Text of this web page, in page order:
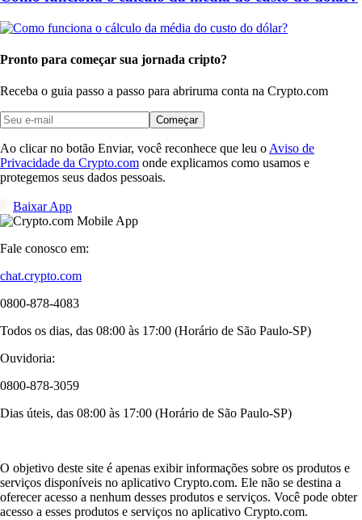
Pronto para começar sua jornada cripto?
Receba o guia passo a passo para abriruma conta na Crypto.com
Começar
Ao clicar no botão Enviar, você reconhece que leu o Aviso de
Privacidade da Crypto.com onde explicamos como usamos e
protegemos seus dados pessoais.
Baixar App
Fale conosco em:
chat.crypto.com
0800-878-4083
Todos os dias, das 08:00 às 17:00 (Horário de São Paulo-SP)
Ouvidoria:
0800-878-3059
Dias úteis, das 08:00 às 17:00 (Horário de São Paulo-SP)
O objetivo deste site é apenas exibir informações sobre os produtos e
serviços disponíveis no aplicativo Crypto.com. Ele não se destina a
oferecer acesso a nenhum desses produtos e serviços. Você pode obter
acesso a esses produtos e serviços no aplicativo Crypto.com.